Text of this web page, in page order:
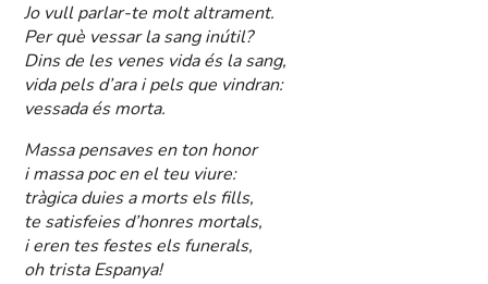
Jo vull parlar-te molt altrament.
Per què vessar la sang inútil?
Dins de les venes vida és la sang,
vida pels d’ara i pels que vindran:
vessada és morta.
Massa pensaves en ton honor
i massa poc en el teu viure:
tràgica duies a morts els fills,
te satisfeies d’honres mortals,
i eren tes festes els funerals,
oh trista Espanya!